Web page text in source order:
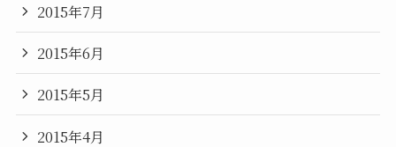
2015年7月
2015年6月
2015年5月
2015年4月